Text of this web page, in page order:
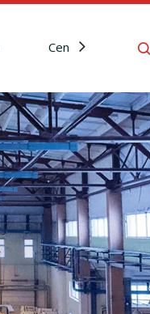
Centro de Noticias